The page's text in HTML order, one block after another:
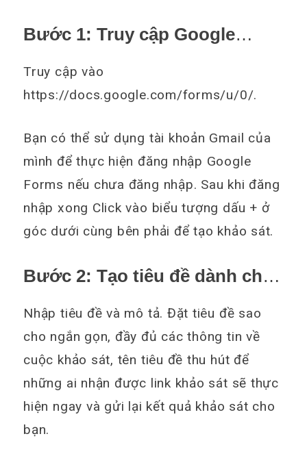
Bước 1: Truy cập Google
Truy cập vào
https://docs.google.com/forms/u/0/.
Bạn có thể sử dụng tài khoản Gmail của
mình để thực hiện đăng nhập Google
Forms nếu chưa đăng nhập. Sau khi đăng
nhập xong Click vào biểu tượng dấu + ở
góc dưới cùng bên phải để tạo khảo sát.
Bước 2: Tạo tiêu đề dành cho
phiếu khảo sát
Nhập tiêu đề và mô tả. Đặt tiêu đề sao
cho ngắn gọn, đầy đủ các thông tin về
cuộc khảo sát, tên tiêu đề thu hút để
những ai nhận được link khảo sát sẽ thực
hiện ngay và gửi lại kết quả khảo sát cho
bạn.